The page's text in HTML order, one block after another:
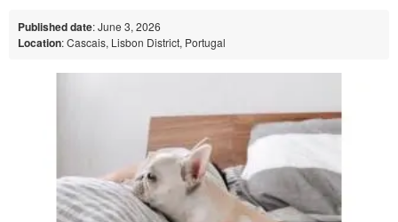
Published date: June 3, 2026
Location: Cascais, Lisbon District, Portugal